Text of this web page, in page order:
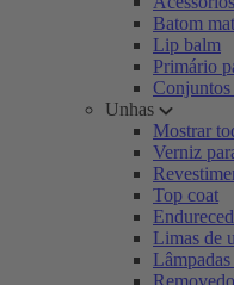
Batom
Lip balm
Primário
Conjuntos
Unhas
Mostrar
Verniz
Top coat
Limas de